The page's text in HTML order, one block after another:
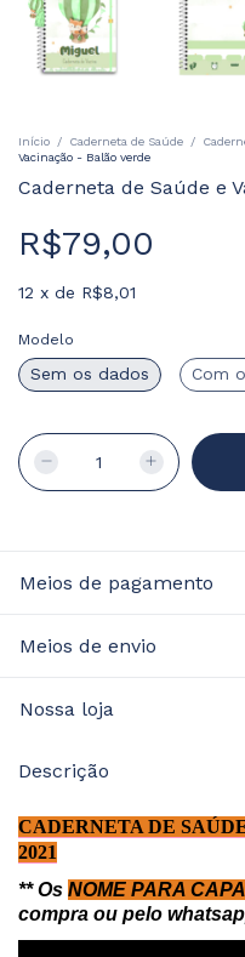
Início / Caderneta de Saúde /
Vacinação - Balão verde
Caderneta de Saúde e
R$79,00
12 x de R$8,01
Modelo
Sem os dados Com
Meios de pagamento
Meios de envio
Nossa loja
Descrição
CADERNETA DE
2021
** Os NOME PARA CAPA
compra ou pelo